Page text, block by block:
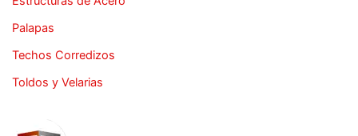
Palapas
Techos Corredizos
Toldos y Velarias